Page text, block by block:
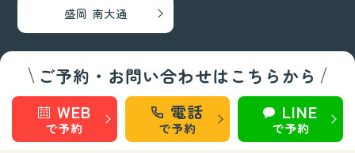
ご予約・お問い合わせはこちらから
WEB
で予約
電話
で予約
LINE
で予約
盛岡 南大通
巻き爪矯正・フットケア部門
秋田 旭南 秋田 泉